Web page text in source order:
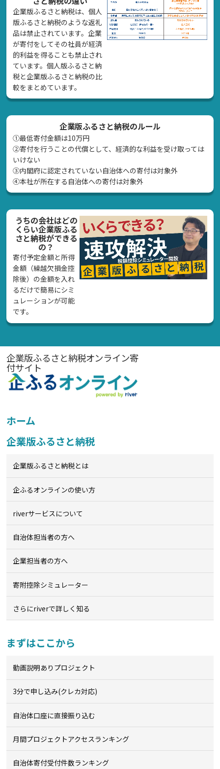
企業版ふるさと納税は、個人
版ふるさと納税のような返礼
品は禁止されています。企業
が寄付をしてその社員が経済
的利益を得ることも禁止され
ています。個人版ふるさと納
税と企業版ふるさと納税の比
較をまとめています。
企業版ふるさと納税のルール
①最低寄付金額は10万円
②寄付を行うことの代償として、経済的な利益を受け取っては
いけない
➂内閣府に認定されていない自治体への寄付は対象外
④本社が所在する自治体への寄付は対象外
うちの会社はどの
くらい企業版ふる
さと納税ができる
の？
寄付予定金額と所得
金額（繰越欠損金控
除後）の金額を入れ
るだけで簡易にシミ
ュレーションが可能
です。
企業版ふるさと納税オンライン寄
付サイト
ホーム
企業版ふるさと納税
企業版ふるさと納税とは
企ふるオンラインの使い方
riverサービスについて
自治体担当者の方へ
企業担当者の方へ
寄附控除シミュレーター
さらにriverで詳しく知る
まずはここから
動画説明ありプロジェクト
3分で申し込み(クレカ対応)
自治体口座に直接振り込む
月間プロジェクトアクセスランキング
自治体寄付受付件数ランキング